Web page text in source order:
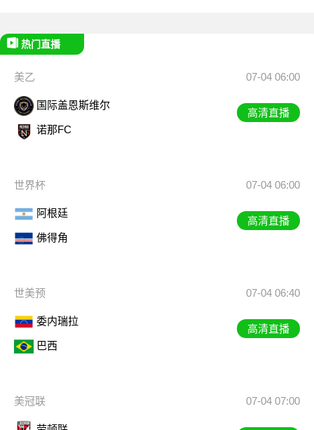
热门直播
美乙 07-04 06:00
国际盖恩斯维尔
诺那FC
高清直播
世界杯 07-04 06:00
阿根廷
佛得角
高清直播
世美预 07-04 06:40
委内瑞拉
巴西
高清直播
美冠联 07-04 07:00